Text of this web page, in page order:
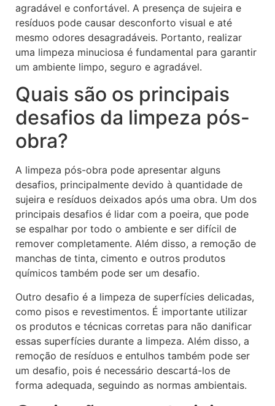
agradável e confortável. A presença de sujeira e
resíduos pode causar desconforto visual e até
mesmo odores desagradáveis. Portanto, realizar
uma limpeza minuciosa é fundamental para garantir
um ambiente limpo, seguro e agradável.
Quais são os principais
desafios da limpeza pós-
obra?
A limpeza pós-obra pode apresentar alguns
desafios, principalmente devido à quantidade de
sujeira e resíduos deixados após uma obra. Um dos
principais desafios é lidar com a poeira, que pode
se espalhar por todo o ambiente e ser difícil de
remover completamente. Além disso, a remoção de
manchas de tinta, cimento e outros produtos
químicos também pode ser um desafio.
Outro desafio é a limpeza de superfícies delicadas,
como pisos e revestimentos. É importante utilizar
os produtos e técnicas corretas para não danificar
essas superfícies durante a limpeza. Além disso, a
remoção de resíduos e entulhos também pode ser
um desafio, pois é necessário descartá-los de
forma adequada, seguindo as normas ambientais.